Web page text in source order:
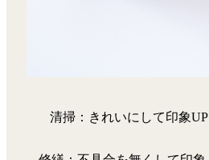
清掃：きれいにして印象UP